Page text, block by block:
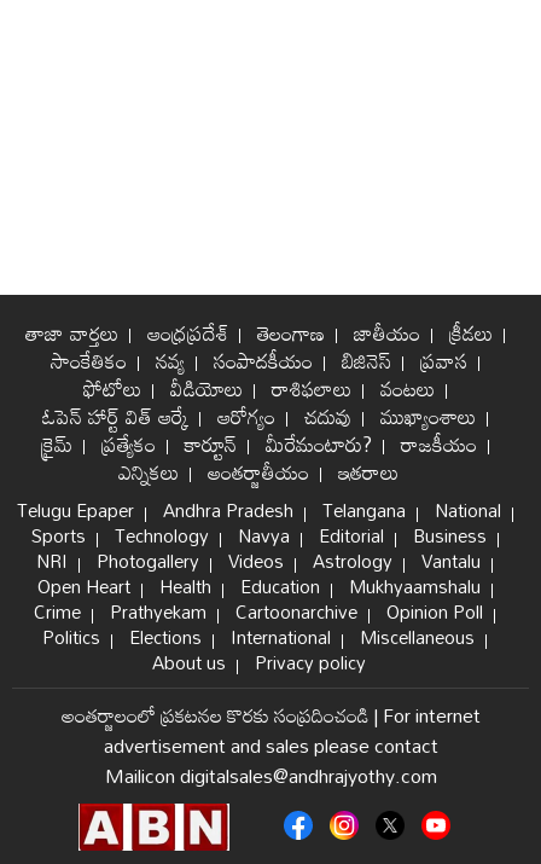
తాజా వార్తలు ఆంధ్రప్రదేశ్ తెలంగాణ జాతీయం క్రీడలు
సాంకేతికం నవ్య సంపాదకీయం బిజినెస్ ప్రవాస
ఫోటోలు వీడియోలు రాశిఫలాలు వంటలు
ఓపెన్ హార్ట్ విత్ ఆర్కే ఆరోగ్యం చదువు ముఖ్యాంశాలు
క్రైమ్ ప్రత్యేకం కార్టూన్ మీరేమంటారు? రాజకీయం
ఎన్నికలు అంతర్జాతీయం ఇతరాలు
Telugu Epaper Andhra Pradesh Telangana National
Sports Technology Navya Editorial Business
NRI Photogallery Videos Astrology Vantalu
Open Heart Health Education Mukhyaamshalu
Crime Prathyekam Cartoonarchive Opinion Poll
Politics Elections International Miscellaneous
About us Privacy policy
అంతర్జాలంలో ప్రకటనల కొరకు సంప్రదించండి|For internet
advertisement and sales please contact
Mailicon digitalsales@andhrajyothy.com